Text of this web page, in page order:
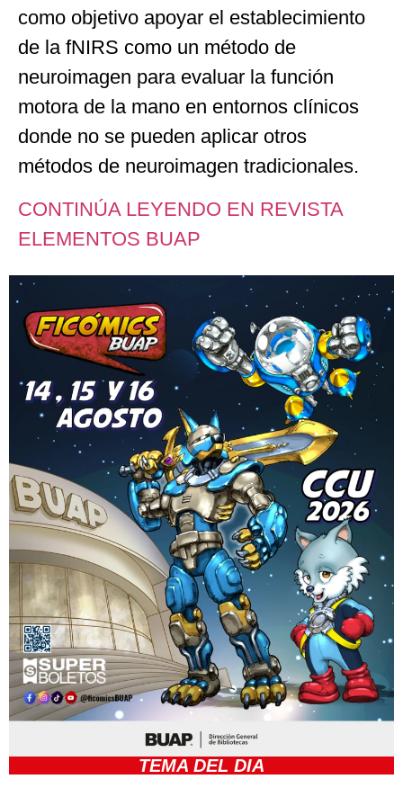
como objetivo apoyar el establecimiento
de la fNIRS como un método de
neuroimagen para evaluar la función
motora de la mano en entornos clínicos
donde no se pueden aplicar otros
métodos de neuroimagen tradicionales.
CONTINÚA LEYENDO EN REVISTA
ELEMENTOS BUAP
TEMA DEL DIA